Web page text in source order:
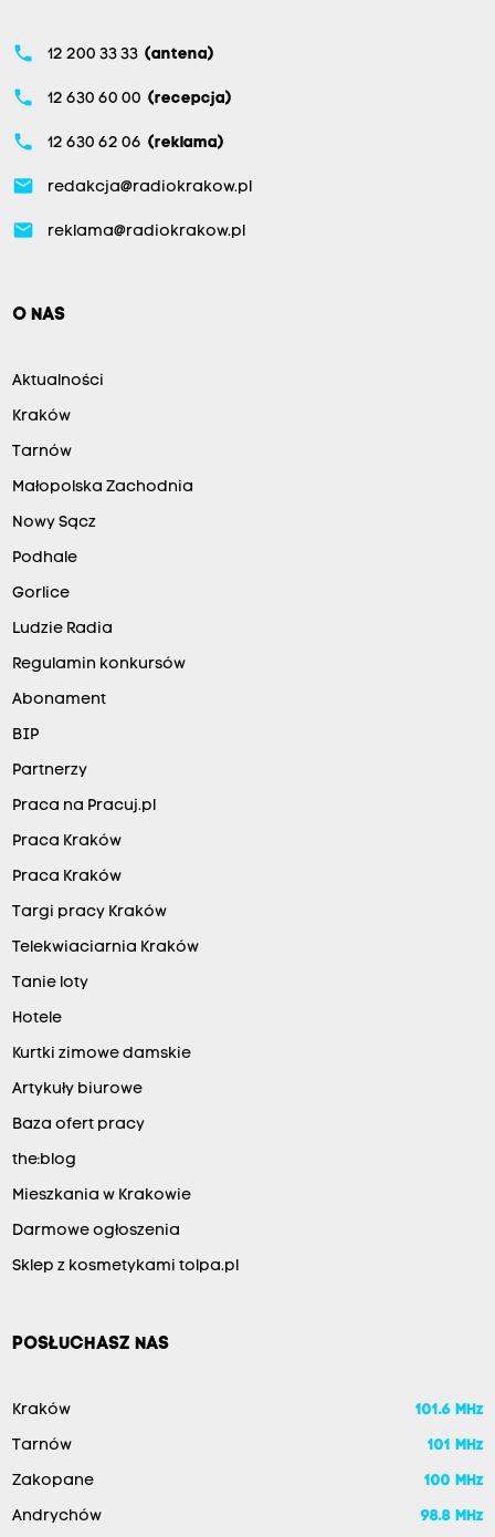
phone 12 200 33 33 (antena)
phone 12 630 60 00 (recepcja)
phone 12 630 62 06 (reklama)
email redakcja@radiokrakow.pl
email reklama@radiokrakow.pl
O NAS
Aktualności
Kraków
Tarnów
Małopolska Zachodnia
Nowy Sącz
Podhale
Gorlice
Ludzie Radia
Regulamin konkursów
Abonament
BIP
Partnerzy
Praca na Pracuj.pl
Praca Kraków
Praca Kraków
Targi pracy Kraków
Telekwiaciarnia Kraków
Tanie loty
Hotele
Kurtki zimowe damskie
Artykuły biurowe
Baza ofert pracy
the:blog
Mieszkania w Krakowie
Darmowe ogłoszenia
Sklep z kosmetykami tolpa.pl
POSŁUCHASZ NAS
Kraków 101.6 MHz
Tarnów 101 MHz
Zakopane 100 MHz
Andrychów 98.8 MHz